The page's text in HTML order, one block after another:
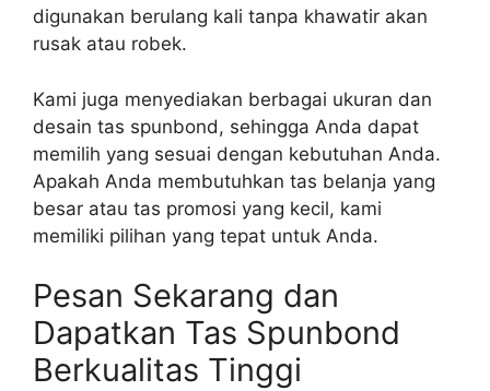
digunakan berulang kali tanpa khawatir akan
rusak atau robek.
Kami juga menyediakan berbagai ukuran dan
desain tas spunbond, sehingga Anda dapat
memilih yang sesuai dengan kebutuhan Anda.
Apakah Anda membutuhkan tas belanja yang
besar atau tas promosi yang kecil, kami
memiliki pilihan yang tepat untuk Anda.
Pesan Sekarang dan
Dapatkan Tas Spunbond
Berkualitas Tinggi